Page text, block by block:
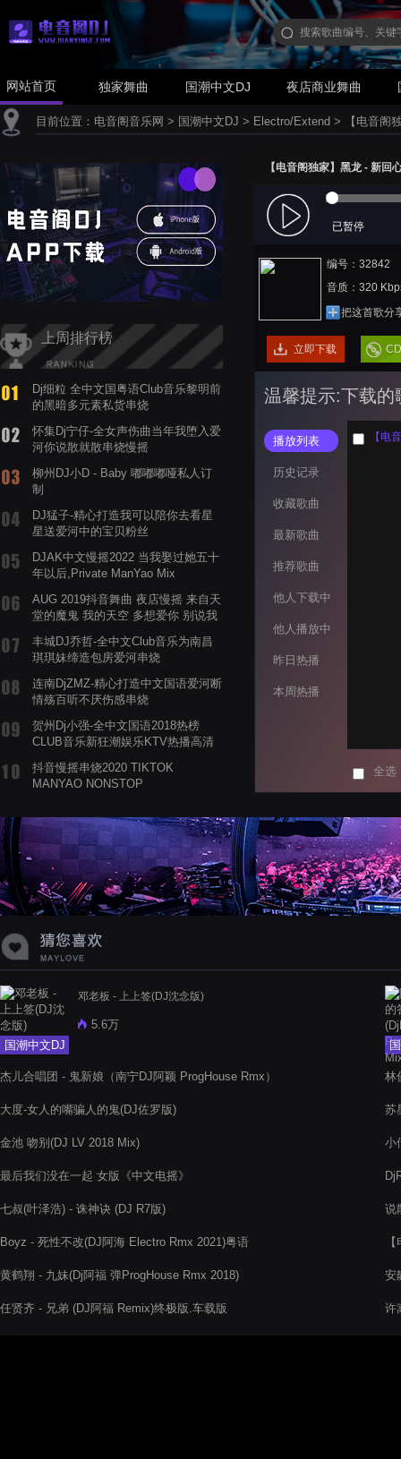
网站首页 独家舞曲 国潮中文DJ 夜店商业舞曲
目前位置： 电音阁音乐网 > 国潮中文DJ > Electro/Extend > 【电音阁
上周排行榜
Dj细粒 全中文国粤语Club音乐黎明前
的黑暗多元素私货串烧
怀集Dj宁仔-全女声伤曲当年我堕入爱
河你说散就散串烧慢摇
柳州DJ小D - Baby 嘟嘟嘟哑私人订
制
DJ猛子-精心打造我可以陪你去看星
星送爱河中的宝贝粉丝
DJAK中文慢摇2022 当我娶过她五十
年以后,Private ManYao Mix
AUG 2019抖音舞曲 夜店慢摇 来自天
堂的魔鬼 我的天空 多想爱你 别说我
丰城DJ乔哲-全中文Club音乐为南昌
琪琪妹缔造包房爱河串烧
连南DjZMZ-精心打造中文国语爱河断
情殇百听不厌伤感串烧
贺州Dj小强-全中文国语2018热榜
CLUB音乐新狂潮娱乐KTV热播高清
抖音慢摇串烧2020 TIKTOK
MANYAO NONSTOP
蝉爸爸妈妈爱存在夏天的风是想你的
声音啊
【电音阁独家】黑龙 - 新
已暂停
编号：32842
音质：320
把这首歌分
立即下载
温馨提示:下载的
播放列表
历史记录
收藏歌曲
最新歌曲
推荐歌曲
他人下载中
他人播放中
昨日热播
本周热播
【电
全选
国潮中文DJ
邓老板 - 上上签(DJ沈念版)
5.6万
杰儿合唱团 - 鬼新娘（南宁DJ阿颖 ProgHouse Rmx）
大度-女人的嘴骗人的鬼(DJ佐罗版)
金池 吻别(DJ LV 2018 Mix)
最后我们没在一起 女版《中文电摇》
七叔(叶泽浩) - 诛神诀 (DJ R7版)
Boyz - 死性不改(DJ阿海 Electro Rmx 2021)粤语
黄鹤翔 - 九妹(Dj阿福 弹ProgHouse Rmx 2018)
任贤齐 - 兄弟 (DJ阿福 Remix)终极版.车载版
林
苏
小
说
安
许